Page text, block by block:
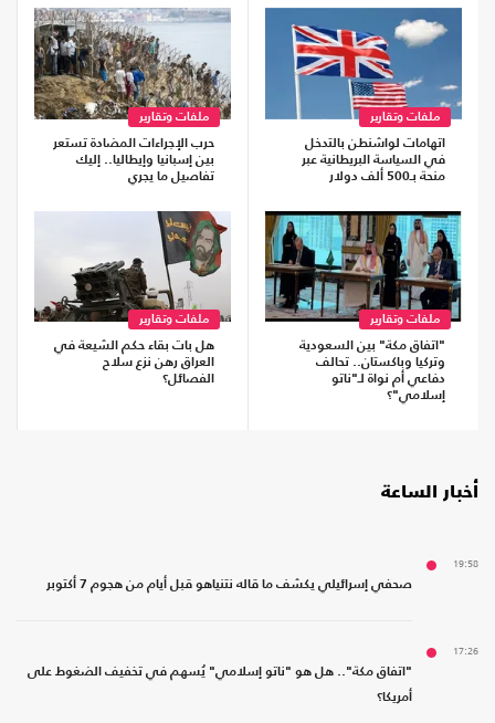
ملفات وتقارير
اتهامات لواشنطن بالتدخل
في السياسة البريطانية عبر
منحة بـ500 ألف دولار
ملفات وتقارير
حرب الإجراءات المضادة تستعر
بين إسبانيا وإيطاليا.. إليك
تفاصيل ما يجري
ملفات وتقارير
"اتفاق مكة" بين السعودية
وتركيا وباكستان.. تحالف
دفاعي أم نواة لـ"ناتو
إسلامي"؟
ملفات وتقارير
هل بات بقاء حكم الشيعة في
العراق رهن نزع سلاح
الفصائل؟
أخبار الساعة
19:58
صحفي إسرائيلي يكشف ما قاله نتنياهو قبل أيام من هجوم 7 أكتوبر
17:26
"اتفاق مكة".. هل هو "ناتو إسلامي" يُسهم في تخفيف الضغوط على
أمريكا؟